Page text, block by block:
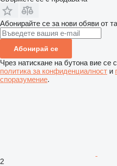
Абонирайте се за нови обяви от
Абонирай се
Чрез натискане на бутона вие се
политика за конфиденциалност и
споразумение.
2